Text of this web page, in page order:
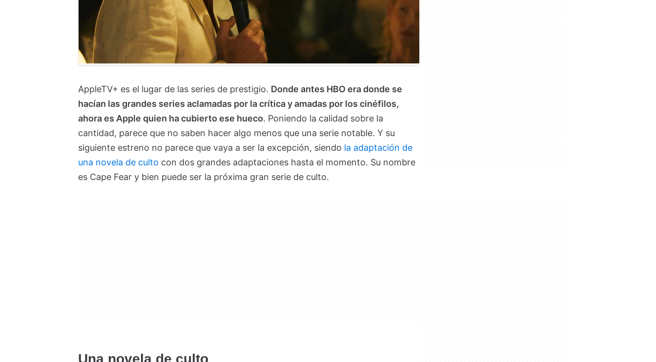
AppleTV+ es el lugar de las series de prestigio. Donde antes HBO era donde se
hacían las grandes series aclamadas por la crítica y amadas por los cinéfilos,
ahora es Apple quien ha cubierto ese hueco. Poniendo la calidad sobre la
cantidad, parece que no saben hacer algo menos que una serie notable. Y su
siguiente estreno no parece que vaya a ser la excepción, siendo la adaptación de
una novela de culto con dos grandes adaptaciones hasta el momento. Su nombre
es Cape Fear y bien puede ser la próxima gran serie de culto.
Una novela de culto